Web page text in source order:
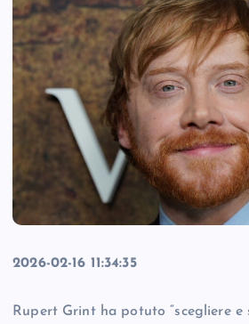
2026-02-16 11:34:35
Rupert Grint ha potuto “scegliere e